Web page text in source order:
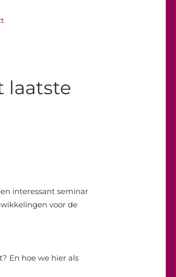
laatste
interessant seminar
voor de
En hoe we hier als